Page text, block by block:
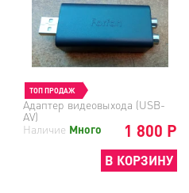
ТОП ПРОДАЖ
Адаптер видеовыхода (USB-
AV)
1 800 Р
Наличие Много
В КОРЗИНУ